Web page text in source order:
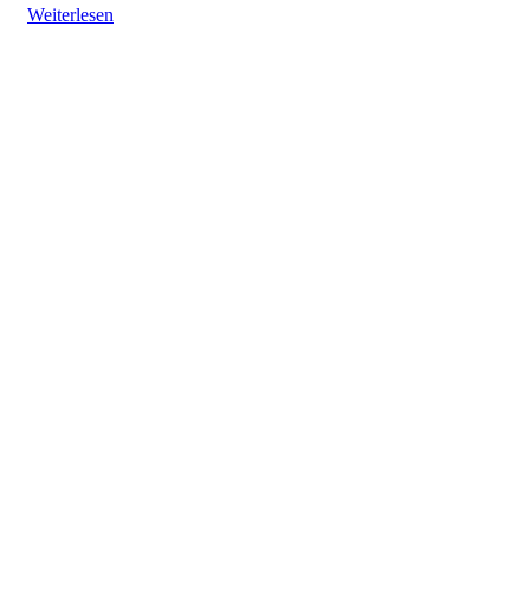
Weiterlesen